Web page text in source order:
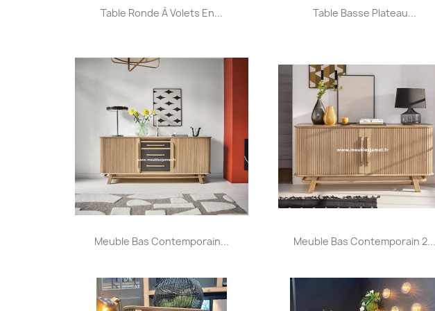
Aperçu rapide
Table Ronde À Volets En... Aperçu rapide
Table Basse Plateau...
 Aperçu rapide
Meuble Bas Contemporain... Aperçu rapide
Meuble Bas Contemporain 2...